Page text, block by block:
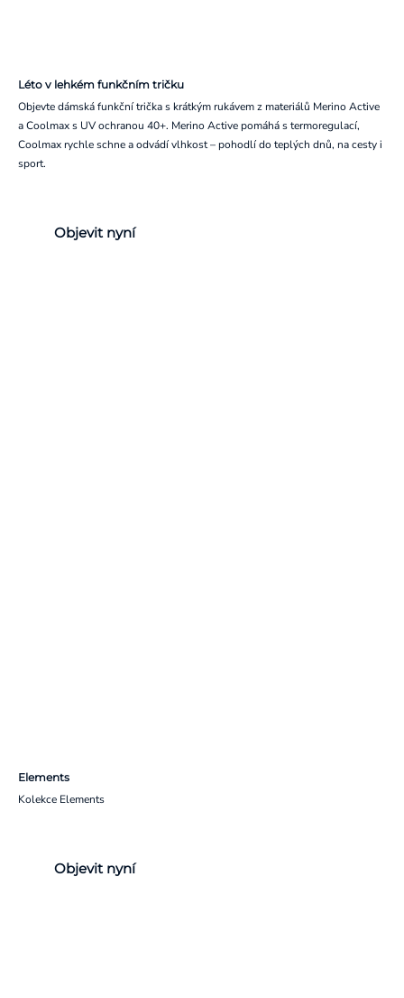
Léto v lehkém funkčním tričku
Objevte dámská funkční trička s krátkým rukávem z materiálů Merino Active
a Coolmax s UV ochranou 40+. Merino Active pomáhá s termoregulací,
Coolmax rychle schne a odvádí vlhkost – pohodlí do teplých dnů, na cesty i
sport.
Objevit nyní
Elements
Kolekce Elements
Objevit nyní